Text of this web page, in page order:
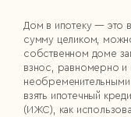
Дом в ипотеку — это
сумму целиком,
собственном доме
взнос, равномерно и
необременительными
взять ипотечный
(ИЖС), как